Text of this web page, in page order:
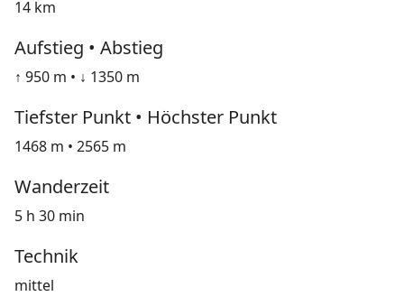
14 km
Aufstieg • Abstieg
↑ 950 m • ↓ 1350 m
Tiefster Punkt • Höchster Punkt
1468 m • 2565 m
Wanderzeit
5 h 30 min
Technik
mittel